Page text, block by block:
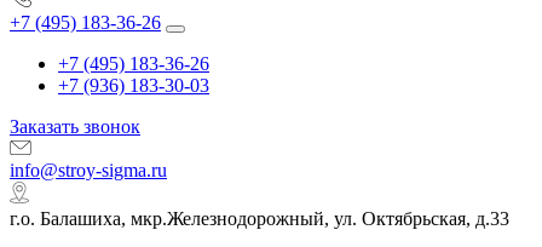
+7 (495) 183-36-26
+7 (495) 183-36-26
+7 (936) 183-30-03
Заказать звонок
info@stroy-sigma.ru
г.о. Балашиха, мкр.Железнодорожный, ул. Октябрьская, д.33